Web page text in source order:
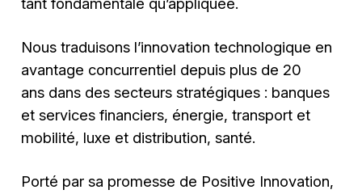
Nous traduisons l’innovation technologique en
avantage concurrentiel depuis plus de 20
ans dans des secteurs stratégiques : banques
et services financiers, énergie, transport et
mobilité, luxe et distribution, santé.
Porté par sa promesse de Positive Innovation,